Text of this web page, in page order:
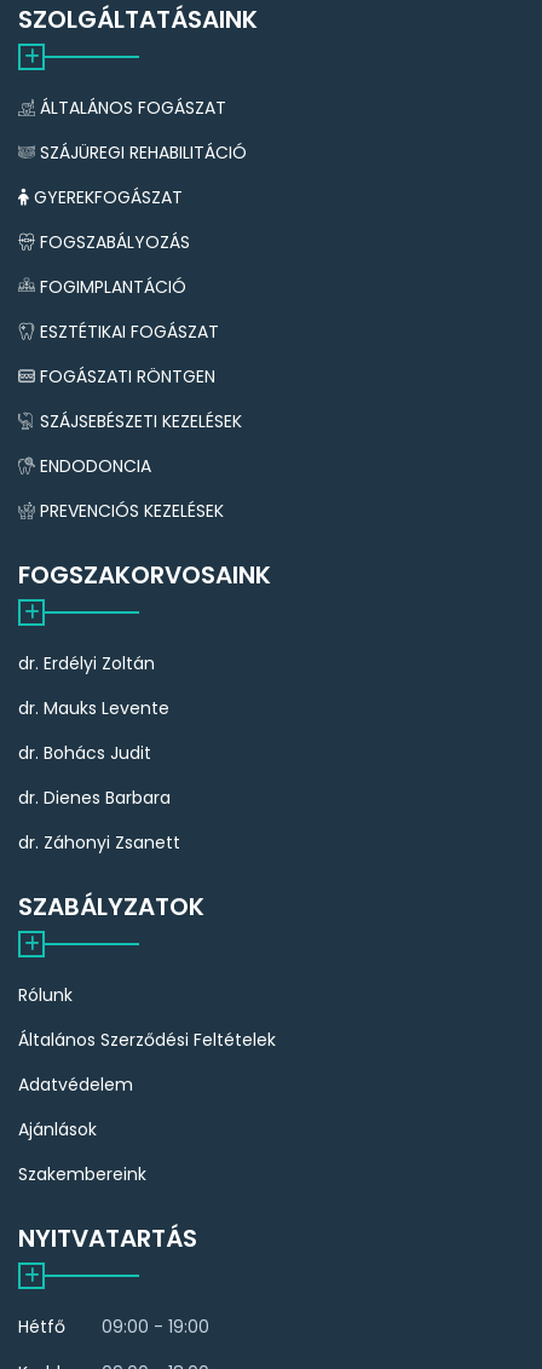
SZOLGÁLTATÁSAINK
ÁLTALÁNOS FOGÁSZAT
SZÁJÜREGI REHABILITÁCIÓ
GYEREKFOGÁSZAT
FOGSZABÁLYOZÁS
FOGIMPLANTÁCIÓ
ESZTÉTIKAI FOGÁSZAT
FOGÁSZATI RÖNTGEN
SZÁJSEBÉSZETI KEZELÉSEK
ENDODONCIA
PREVENCIÓS KEZELÉSEK
FOGSZAKORVOSAINK
dr. Erdélyi Zoltán
dr. Mauks Levente
dr. Bohács Judit
dr. Dienes Barbara
dr. Záhonyi Zsanett
SZABÁLYZATOK
Rólunk
Általános Szerződési Feltételek
Adatvédelem
Ajánlások
Szakembereink
NYITVATARTÁS
Hétfő
09:00 - 19:00